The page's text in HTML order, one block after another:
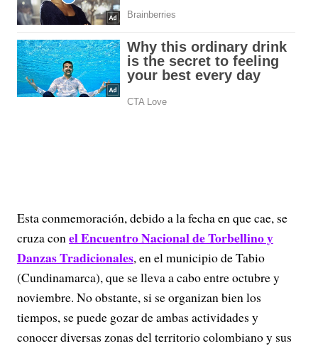
Esta conmemoración, debido a la fecha en que cae, se
cruza conel Encuentro Nacional de Torbellino y
Danzas Tradicionales, en el municipio de Tabio
(Cundinamarca), que se lleva a cabo entre octubre y
noviembre. No obstante, si se organizan bien los
tiempos, se puede gozar de ambas actividades y
conocer diversas zonas del territorio colombiano y sus